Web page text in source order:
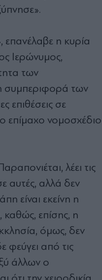
η κυρία
Ιερώνυμος,
των
συμπεριφορά των
επιθέσεις σε
επίμαχο νομοσχέδιο
λέει τις
αυτές, αλλά δεν
είναι εκείνη η
επίσης, η
όμως, δεν
φεύγει από τις
άλλων ο